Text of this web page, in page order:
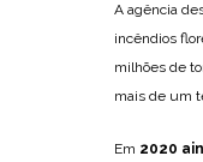
A agência
incêndios
milhões de
mais de um
Em 2020